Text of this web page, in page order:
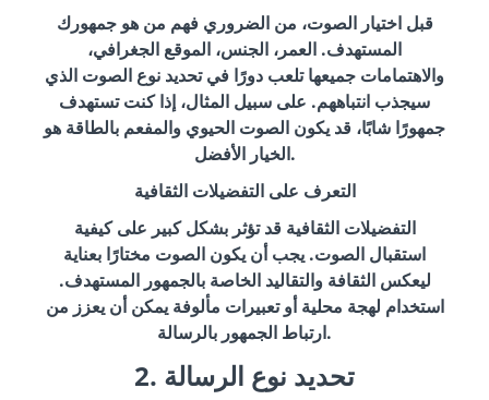
قبل اختيار الصوت، من الضروري فهم من هو جمهورك
المستهدف. العمر، الجنس، الموقع الجغرافي،
والاهتمامات جميعها تلعب دورًا في تحديد نوع الصوت الذي
سيجذب انتباههم. على سبيل المثال، إذا كنت تستهدف
جمهورًا شابًا، قد يكون الصوت الحيوي والمفعم بالطاقة هو
الخيار الأفضل.
التعرف على التفضيلات الثقافية
التفضيلات الثقافية قد تؤثر بشكل كبير على كيفية
استقبال الصوت. يجب أن يكون الصوت مختارًا بعناية
ليعكس الثقافة والتقاليد الخاصة بالجمهور المستهدف.
استخدام لهجة محلية أو تعبيرات مألوفة يمكن أن يعزز من
ارتباط الجمهور بالرسالة.
2. تحديد نوع الرسالة